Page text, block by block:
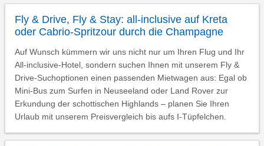
Fly & Drive, Fly & Stay: all-inclusive auf Kreta
oder Cabrio-Spritzour durch die Champagne
Auf Wunsch kümmern wir uns nicht nur um Ihren Flug und Ihr
All-inclusive-Hotel, sondern suchen Ihnen mit unserem Fly &
Drive-Suchoptionen einen passenden Mietwagen aus: Egal ob
Mini-Bus zum Surfen in Neuseeland oder Land Rover zur
Erkundung der schottischen Highlands – planen Sie Ihren
Urlaub mit unserem Preisvergleich bis aufs I-Tüpfelchen.